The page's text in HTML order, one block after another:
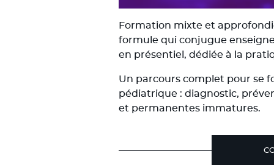
Formation mixte et
formule qui conjugue
en présentiel, dédiée à la
Un parcours complet pour se
pédiatrique : diagnostic,
et permanentes immatures.